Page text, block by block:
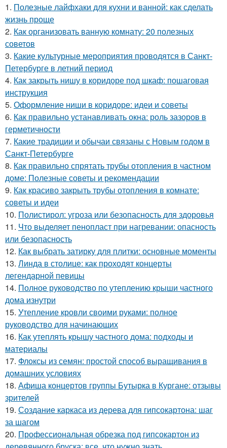
1. Полезные лайфхаки для кухни и ванной: как сделать
жизнь проще
2. Как организовать ванную комнату: 20 полезных
советов
3. Какие культурные мероприятия проводятся в Санкт-
Петербурге в летний период
4. Как закрыть нишу в коридоре под шкаф: пошаговая
инструкция
5. Оформление ниши в коридоре: идеи и советы
6. Как правильно устанавливать окна: роль зазоров в
герметичности
7. Какие традиции и обычаи связаны с Новым годом в
Санкт-Петербурге
8. Как правильно спрятать трубы отопления в частном
доме: Полезные советы и рекомендации
9. Как красиво закрыть трубы отопления в комнате:
советы и идеи
10. Полистирол: угроза или безопасность для здоровья
11. Что выделяет пенопласт при нагревании: опасность
или безопасность
12. Как выбрать затирку для плитки: основные моменты
13. Линда в столице: как проходят концерты
легендарной певицы
14. Полное руководство по утеплению крыши частного
дома изнутри
15. Утепление кровли своими руками: полное
руководство для начинающих
16. Как утеплять крышу частного дома: подходы и
материалы
17. Флоксы из семян: простой способ выращивания в
домашних условиях
18. Афиша концертов группы Бутырка в Кургане: отзывы
зрителей
19. Создание каркаса из дерева для гипсокартона: шаг
за шагом
20. Профессиональная обрезка под гипсокартон из